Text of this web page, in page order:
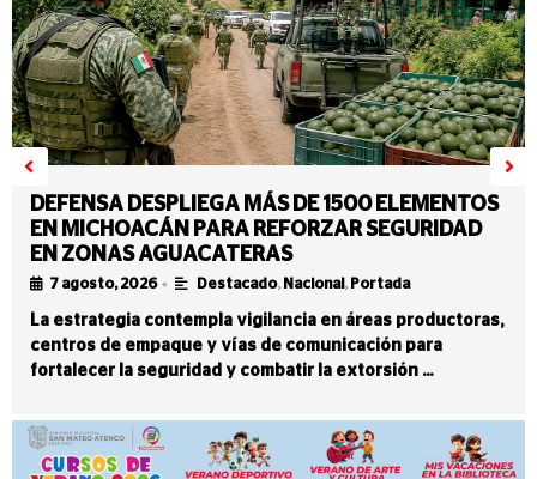
DEFENSA DESPLIEGA MÁS DE 1500 ELEMENTOS
EN MICHOACÁN PARA REFORZAR SEGURIDAD
EN ZONAS AGUACATERAS
7 agosto, 2026 • Destacado, Nacional , Portada
La estrategia contempla vigilancia en áreas productoras,
centros de empaque y vías de comunicación para
fortalecer la seguridad y combatir la extorsión …